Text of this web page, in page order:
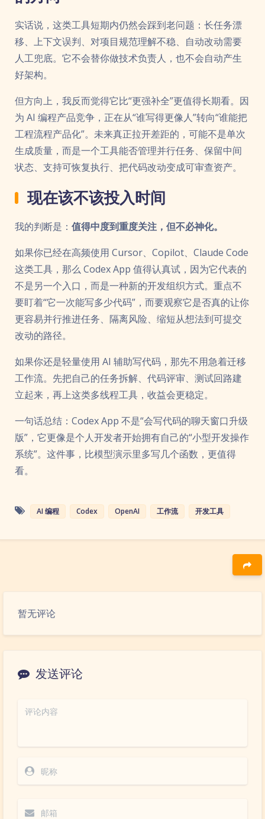
实话说，这类工具短期内仍然会踩到老问题：长任务漂
移、上下文误判、对项目规范理解不稳、自动改动需要
人工兜底。它不会替你做技术负责人，也不会自动产生
好架构。
但方向上，我反而觉得它比“更强补全”更值得长期看。因
为 AI 编程产品竞争，正在从“谁写得更像人”转向“谁能把
工程流程产品化”。未来真正拉开差距的，可能不是单次
生成质量，而是一个工具能否管理并行任务、保留中间
状态、支持可恢复执行、把代码改动变成可审查资产。
现在该不该投入时间
我的判断是： 值得中度到重度关注，但不必神化。
如果你已经在高频使用 Cursor、Copilot、Claude Code
这类工具，那么 Codex App 值得认真试，因为它代表的
不是另一个入口，而是一种新的开发组织方式。重点不
要盯着“它一次能写多少代码”，而要观察它是否真的让你
更容易并行推进任务、隔离风险、缩短从想法到可提交
改动的路径。
如果你还是轻量使用 AI 辅助写代码，那先不用急着迁移
工作流。先把自己的任务拆解、代码评审、测试回路建
立起来，再上这类多线程工具，收益会更稳定。
一句话总结：Codex App 不是“会写代码的聊天窗口升级
版”，它更像是个人开发者开始拥有自己的“小型开发操作
系统”。这件事，比模型演示里多写几个函数，更值得
看。
AI 编程 Codex OpenAI 工作流 开发工具
暂无评论
发送评论